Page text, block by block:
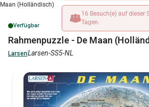
Maan (Holländisch)
Verfügbar
Rahmenpuzzle - De Maan
LarsenLarsen-SS5-NL
16 Besuch(e) auf dieser
Tagen.